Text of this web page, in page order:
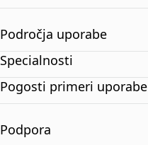
Področja uporabe
Specialnosti
Pogosti primeri uporabe
Podpora